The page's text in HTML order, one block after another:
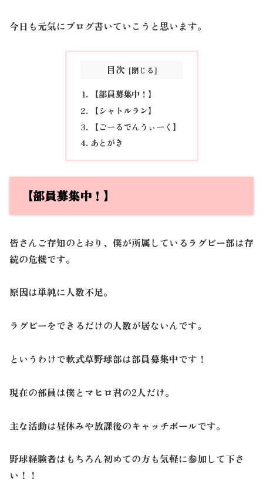
今日も元気にブログ書いていこうと思います。
目次
【部員募集中！】
【シャトルラン】
【ごーるでんうぃーく】
あとがき
【部員募集中！】
皆さんご存知のとおり、僕が所属しているラグビー部は存
続の危機です。
原因は単純に人数不足。
ラグビーをできるだけの人数が居ないんです。
というわけで軟式草野球部は部員募集中です！
現在の部員は僕とマヒロ君の2人だけ。
主な活動は昼休みや放課後のキャッチボールです。
野球経験者はもちろん初めての方も気軽に参加して下さ
い！！